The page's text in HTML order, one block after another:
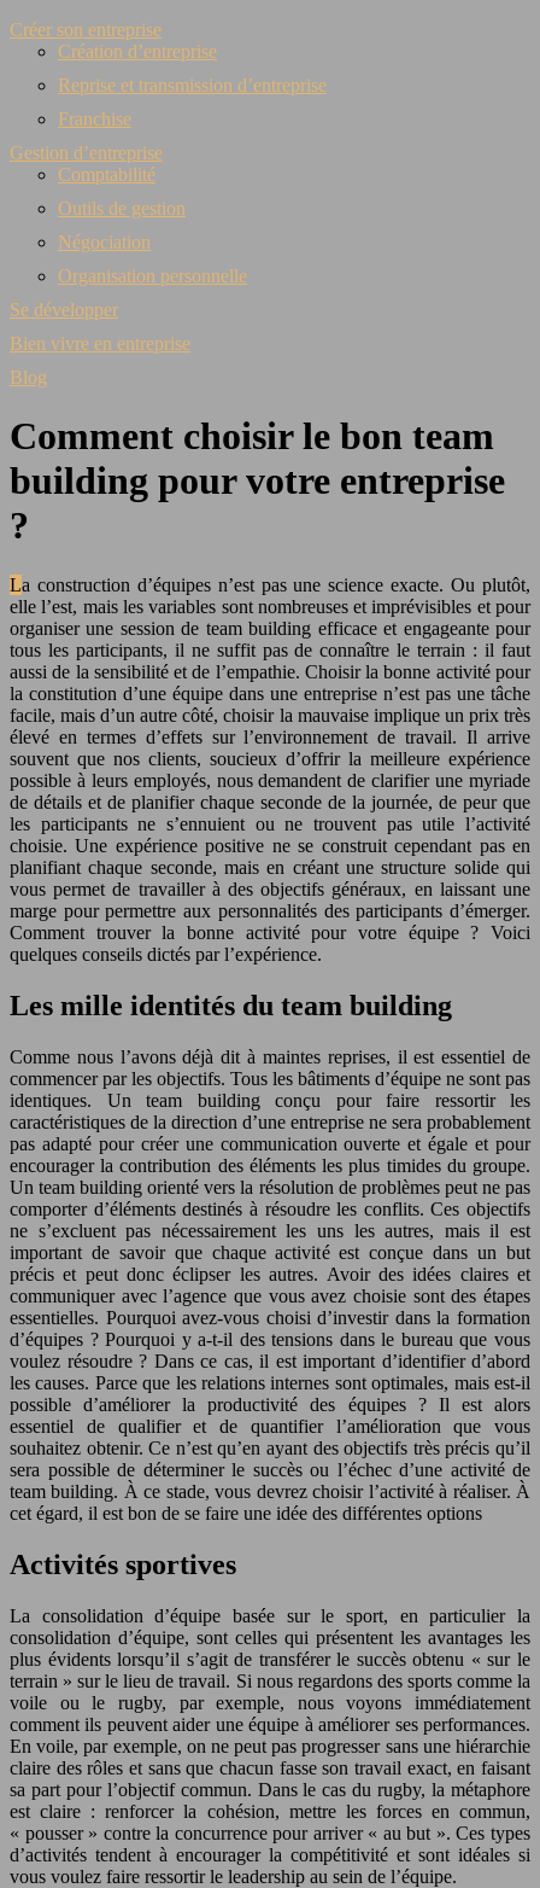
Créer son entreprise
Création d’entreprise
Reprise et transmission d’entreprise
Franchise
Gestion d’entreprise
Comptabilité
Outils de gestion
Négociation
Organisation personnelle
Se développer
Bien vivre en entreprise
Blog
Comment choisir le bon team
building pour votre entreprise
?
La construction d’équipes n’est pas une science exacte. Ou plutôt,
elle l’est, mais les variables sont nombreuses et imprévisibles et pour
organiser une session de team building efficace et engageante pour
tous les participants, il ne suffit pas de connaître le terrain : il faut
aussi de la sensibilité et de l’empathie. Choisir la bonne activité pour
la constitution d’une équipe dans une entreprise n’est pas une tâche
facile, mais d’un autre côté, choisir la mauvaise implique un prix très
élevé en termes d’effets sur l’environnement de travail. Il arrive
souvent que nos clients, soucieux d’offrir la meilleure expérience
possible à leurs employés, nous demandent de clarifier une myriade
de détails et de planifier chaque seconde de la journée, de peur que
les participants ne s’ennuient ou ne trouvent pas utile l’activité
choisie. Une expérience positive ne se construit cependant pas en
planifiant chaque seconde, mais en créant une structure solide qui
vous permet de travailler à des objectifs généraux, en laissant une
marge pour permettre aux personnalités des participants d’émerger.
Comment trouver la bonne activité pour votre équipe ? Voici
quelques conseils dictés par l’expérience.
Les mille identités du team building
Comme nous l’avons déjà dit à maintes reprises, il est essentiel de
commencer par les objectifs. Tous les bâtiments d’équipe ne sont pas
identiques. Un team building conçu pour faire ressortir les
caractéristiques de la direction d’une entreprise ne sera probablement
pas adapté pour créer une communication ouverte et égale et pour
encourager la contribution des éléments les plus timides du groupe.
Un team building orienté vers la résolution de problèmes peut ne pas
comporter d’éléments destinés à résoudre les conflits. Ces objectifs
ne s’excluent pas nécessairement les uns les autres, mais il est
important de savoir que chaque activité est conçue dans un but
précis et peut donc éclipser les autres. Avoir des idées claires et
communiquer avec l’agence que vous avez choisie sont des étapes
essentielles. Pourquoi avez-vous choisi d’investir dans la formation
d’équipes ? Pourquoi y a-t-il des tensions dans le bureau que vous
voulez résoudre ? Dans ce cas, il est important d’identifier d’abord
les causes. Parce que les relations internes sont optimales, mais est-il
possible d’améliorer la productivité des équipes ? Il est alors
essentiel de qualifier et de quantifier l’amélioration que vous
souhaitez obtenir. Ce n’est qu’en ayant des objectifs très précis qu’il
sera possible de déterminer le succès ou l’échec d’une activité de
team building. À ce stade, vous devrez choisir l’activité à réaliser. À
cet égard, il est bon de se faire une idée des différentes options
Activités sportives
La consolidation d’équipe basée sur le sport, en particulier la
consolidation d’équipe, sont celles qui présentent les avantages les
plus évidents lorsqu’il s’agit de transférer le succès obtenu « sur le
terrain » sur le lieu de travail. Si nous regardons des sports comme la
voile ou le rugby, par exemple, nous voyons immédiatement
comment ils peuvent aider une équipe à améliorer ses performances.
En voile, par exemple, on ne peut pas progresser sans une hiérarchie
claire des rôles et sans que chacun fasse son travail exact, en faisant
sa part pour l’objectif commun. Dans le cas du rugby, la métaphore
est claire : renforcer la cohésion, mettre les forces en commun,
« pousser » contre la concurrence pour arriver « au but ». Ces types
d’activités tendent à encourager la compétitivité et sont idéales si
vous voulez faire ressortir le leadership au sein de l’équipe.